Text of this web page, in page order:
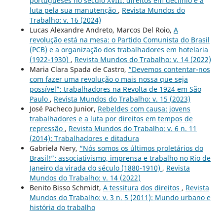
luta pela sua manutenção , Revista Mundos do
Trabalho: v. 16 (2024)
Lucas Alexandre Andreto, Marcos Del Roio, A
revolução está na mesa: o Partido Comunista do Brasil
(PCB) e a organização dos trabalhadores em hotelaria
(1922-1930) , Revista Mundos do Trabalho: v. 14 (2022)
Maria Clara Spada de Castro, “Devemos contentar-nos
com fazer uma revolução o mais nossa que seja
possível”: trabalhadores na Revolta de 1924 em São
Paulo , Revista Mundos do Trabalho: v. 15 (2023)
José Pacheco Junior, Rebeldes com causa: jovens
trabalhadores e a luta por direitos em tempos de
repressão , Revista Mundos do Trabalho: v. 6 n. 11
(2014): Trabalhadores e ditadura
Gabriela Nery, “Nós somos os últimos proletários do
Brasil!”: associativismo, imprensa e trabalho no Rio de
Janeiro da virada do século (1880-1910) , Revista
Mundos do Trabalho: v. 14 (2022)
Benito Bisso Schmidt, A tessitura dos direitos , Revista
Mundos do Trabalho: v. 3 n. 5 (2011): Mundo urbano e
história do trabalho